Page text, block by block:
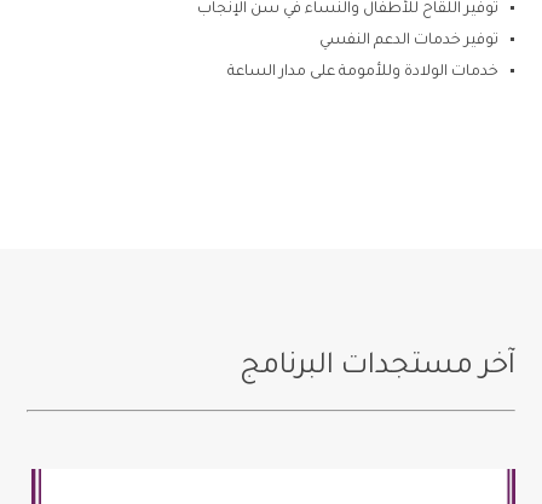
توفير اللقاح للأطفال والنساء في سن الإنجاب
توفير خدمات الدعم النفسي
خدمات الولادة وللأمومة على مدار الساعة
آخر مستجدات البرنامج